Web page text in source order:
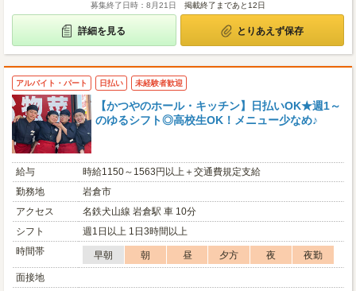
募集終了日時：8月21日 掲載終了まであと12日
詳細を見る とりあえず保存
アルバイト・パート 日払い 未経験者歓迎
【かつやのホール・キッチン】日払いOK★週1～
のゆるシフト◎高校生OK！メニュー少なめ♪
給与
時給1150～1563円以上＋交通費規定支給
勤務地
岩倉市
アクセス
名鉄犬山線 岩倉駅 車 10分
シフト
週1日以上 1日3時間以上
時間帯
早朝 朝 昼 夕方 夜
夜勤
面接地